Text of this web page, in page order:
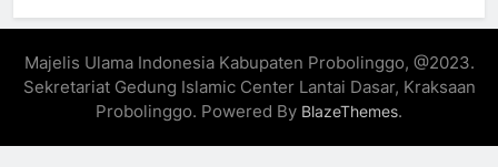
Majelis Ulama Indonesia Kabupaten Probolinggo, @2023.
Sekretariat Gedung Islamic Center Lantai Dasar, Kraksaan
Probolinggo. Powered By BlazeThemes.